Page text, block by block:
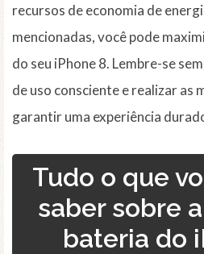
recursos de economia de
mencionadas, você pode
do seu iPhone 8. Lembre-se
de uso consciente e realizar as
garantir uma experiência
Tudo o que
saber sobre
bateria do